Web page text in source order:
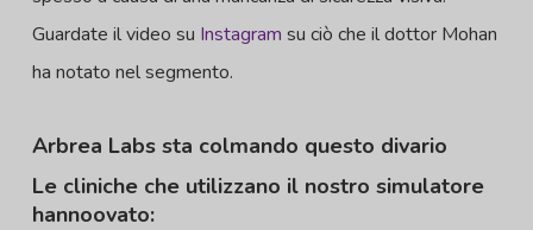
Guardate il video su Instagram su ciò che il dottor Mohan
ha notato nel segmento.
Arbrea Labs sta colmando questo divario
Le cliniche che utilizzano il nostro simulatore
hannoovato: